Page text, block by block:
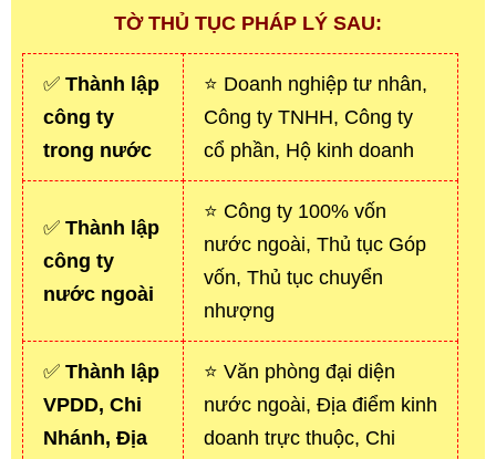
TỜ THỦ TỤC PHÁP LÝ SAU:
✅ Thành lập
công ty
trong nước
⭐ Doanh nghiệp tư nhân,
Công ty TNHH, Công ty
cổ phần, Hộ kinh doanh
✅ Thành lập
công ty
nước ngoài
⭐ Công ty 100% vốn
nước ngoài, Thủ tục Góp
vốn, Thủ tục chuyển
nhượng
✅ Thành lập
VPDD, Chi
Nhánh, Địa
⭐ Văn phòng đại diện
nước ngoài, Địa điểm kinh
doanh trực thuộc, Chi